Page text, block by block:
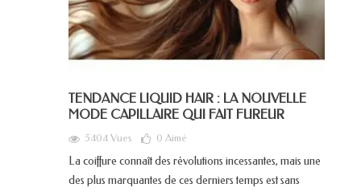
TENDANCE LIQUID HAIR : LA NOUVELLE
MODE CAPILLAIRE QUI FAIT FUREUR
5404 Vues 0 Aimé
La coiffure connaît des révolutions incessantes, mais une
des plus marquantes de ces derniers temps est sans